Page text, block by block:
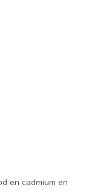
en cadmium en